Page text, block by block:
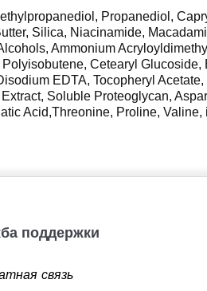
Propanediol,
Silica, Niacinamide,
Ammonium
Polyisobutene, Cetearyl
EDTA, Tocopheryl
Soluble Proteoglycan,
Acid,Threonine, Proline,
поддержки
связь